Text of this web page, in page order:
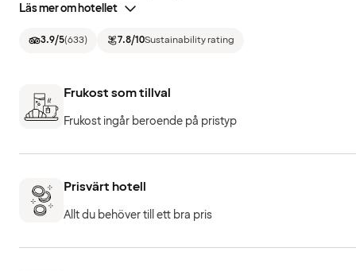
Läs mer om hotellet
3.9/5(633) 7.8/10Sustainability rating
Frukost som tillval
Frukost ingår beroende på pristyp
Prisvärt hotell
Allt du behöver till ett bra pris